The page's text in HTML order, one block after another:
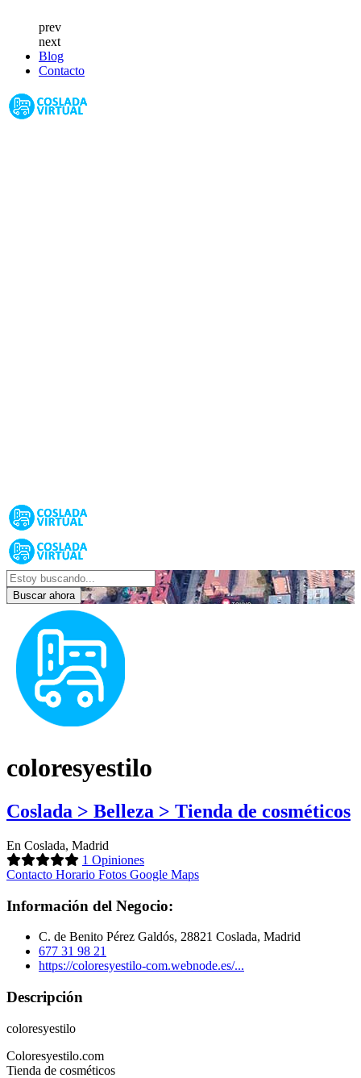
prev
next
Blog
Contacto
Buscar ahora
coloresyestilo
Coslada > Belleza > Tienda de cosméticos
En Coslada, Madrid
1 Opiniones
Contacto Horario Fotos Google Maps
Información del Negocio:
C. de Benito Pérez Galdós, 28821 Coslada, Madrid
677 31 98 21
https://coloresyestilo-com.webnode.es/...
Descripción
coloresyestilo
Coloresyestilo.com
Tienda de cosméticos